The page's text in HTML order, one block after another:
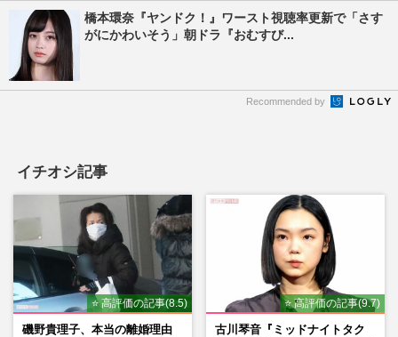
橋本環奈『ヤンドク！』ワースト視聴率更新で「さす
がにかわいそう」朝ドラ『おむすび...
Recommended by
イチオシ記事
⭐ 高評価の記事(8.5)
磯野貴理子、本当の離婚理由
⭐ 高評価の記事(9.7)
古川琴音『ミッドナイトタク